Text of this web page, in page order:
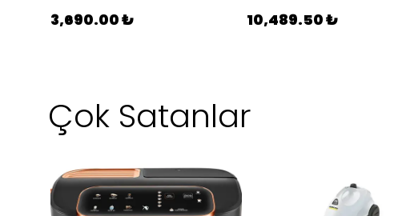
3,690.00 ₺ 10,489.50 ₺
Çok Satanlar